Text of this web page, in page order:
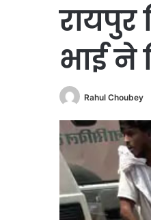
रायपुर
भाई ने
Rahul Choubey